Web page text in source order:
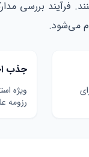
فرآیند بررسی
می‌شود.
جذب
ویژه
رزومه